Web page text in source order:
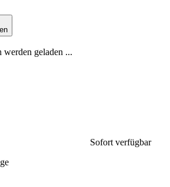
werden geladen ...
Sofort verfügbar